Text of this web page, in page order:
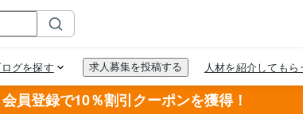
会員登録で10％割引クーポンを獲得！